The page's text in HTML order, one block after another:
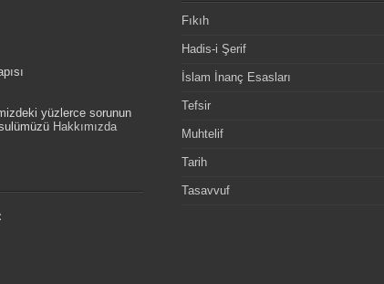
yüzlerce sorunun
Hakkımızda
Fıkıh
Hadis-i Şerif
İslam İnanç Esasları
Tefsir
Muhtelif
Tarih
Tasavvuf